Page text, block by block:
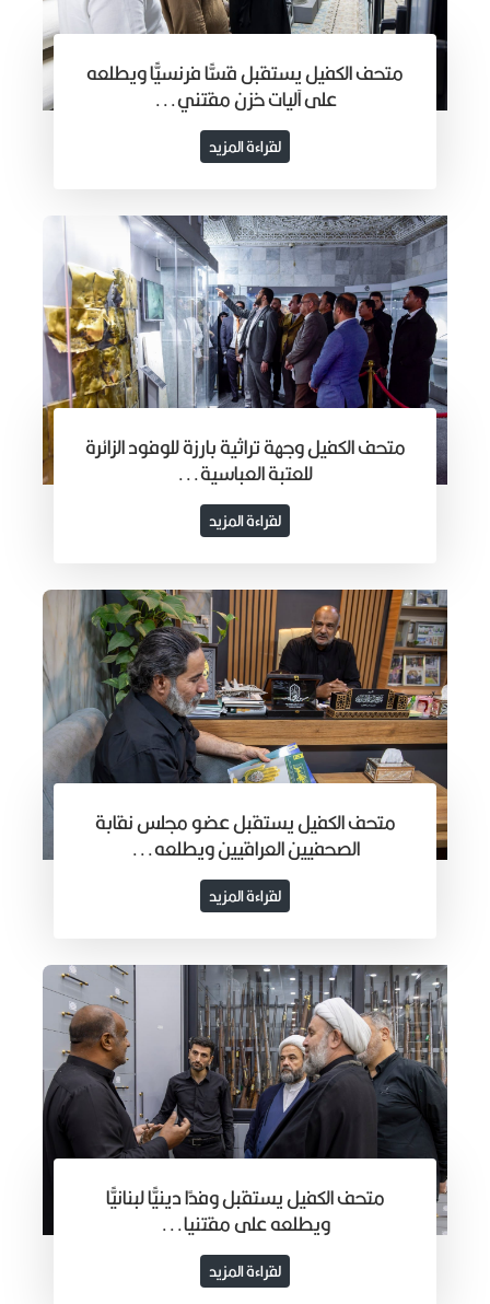
متحف الكفيل يستقبل قسًّا فرنسيًّا ويطلعه
على آليات خزن مقتني...
لقراءة المزيد
متحف الكفيل وجهة تراثية بارزة للوفود الزائرة
للعتبة العباسية...
لقراءة المزيد
متحف الكفيل يستقبل عضو مجلس نقابة
الصحفيين العراقيين ويطلعه...
لقراءة المزيد
متحف الكفيل يستقبل وفدًا دينيًّا لبنانيًّا
ويطلعه على مقتنيا...
لقراءة المزيد